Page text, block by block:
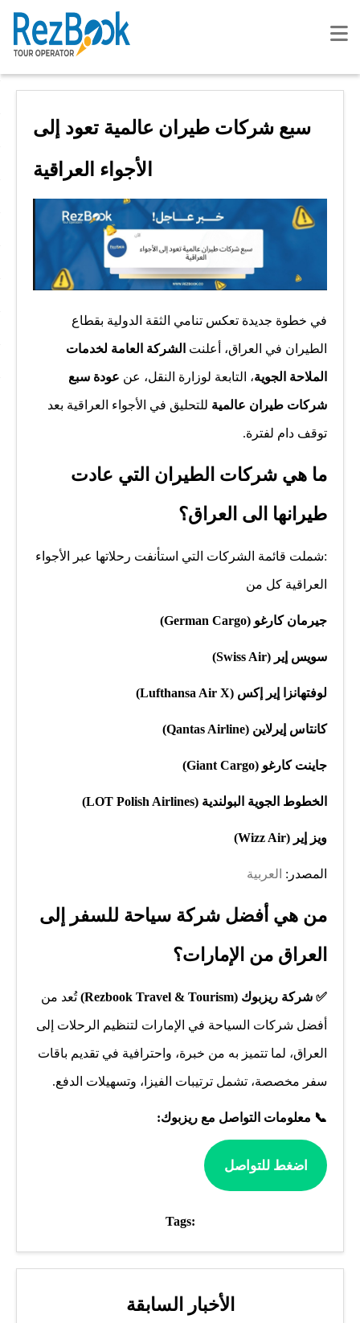
سبع شركات طيران عالمية تعود إلى
الأجواء العراقية
في خطوة جديدة تعكس تنامي الثقة الدولية بقطاع
الطيران في العراق، أعلنت الشركة العامة لخدمات
الملاحة الجوية، التابعة لوزارة النقل، عن عودة سبع
شركات طيران عالمية للتحليق في الأجواء العراقية بعد
توقف دام لفترة.
ما هي شركات الطيران التي عادت
طيرانها الى العراق؟
:شملت قائمة الشركات التي استأنفت رحلاتها عبر الأجواء
العراقية كل من
جيرمان كارغو (German Cargo)
سويس إير (Swiss Air)
لوفتهانزا إير إكس (Lufthansa Air X)
كانتاس إيرلاين (Qantas Airline)
جاينت كارغو (Giant Cargo)
الخطوط الجوية البولندية (LOT Polish Airlines)
ويز إير (Wizz Air)
المصدر: العربية
من هي أفضل شركة سياحة للسفر إلى
العراق من الإمارات؟
✅ شركة ريزبوك (Rezbook Travel & Tourism) تُعد من
أفضل شركات السياحة في الإمارات لتنظيم الرحلات إلى
العراق، لما تتميز به من خبرة، واحترافية في تقديم باقات
سفر مخصصة، تشمل ترتيبات الفيزا، وتسهيلات الدفع.
📞 معلومات التواصل مع ريزبوك:
اضغط للتواصل
Tags:
الأخبار السابقة